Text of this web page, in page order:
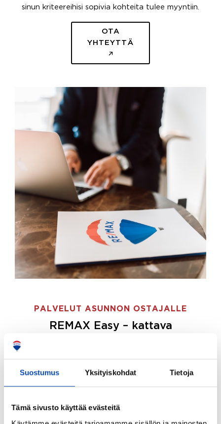
Suostumus Yksityiskohdat Tietoja
Tämä sivusto käyttää evästeitä
sinun kriteereihisi sopivia kohteita tulee myyntiin.
OTA
YHTEYTTÄ
PALVELUT ASUNNON OSTAJALLE
REMAX Easy – kattava
ostajille.
Tee ostotoimeksianto ja etsimme juuri